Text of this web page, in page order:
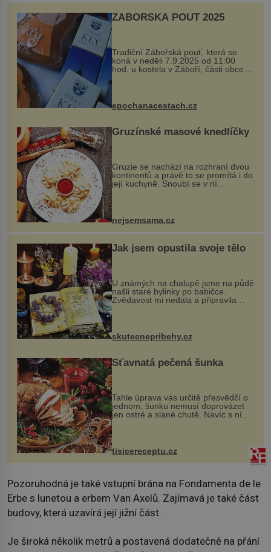
ZÁBOŘSKÁ POUŤ 2025
Tradiční Zábořská pouť, která se
koná v neděli 7.9.2025 od 11:00
hod. u kostela v Záboří, části obce
Kly u Mělníka. V programu naleznete
komentovanou prohlídku kostela,
epochanacestach.cz
Gruzínské masové knedlíčky
Gruzie se nachází na rozhraní dvou
kontinentů a právě to se promítá i do
její kuchyně. Snoubí se v ní
evropské a asijské chutě a díky tomu
pokrmy, které rozhodně st...
nejsemsama.cz
Jak jsem opustila svoje tělo
U známých na chalupě jsme na půdě
našli staré bylinky po babičce.
Zvědavost mi nedala a připravila
jsem si z nich lektvar… Zimní pobyt
na chalupě se pro mě vlastní vinou
změnil v děsivý zážitek, na kt...
skutecnepribehy.cz
Šťavnatá pečená šunka
Tahle úprava vás určitě přesvědčí o
jednom: šunku nemusí doprovázet
jen ostré a slané chutě. Navíc s ní
nakrmíte poměrně hodně hladových
krků. Ingredience sádlo 3 kg šunky
vcelku 3 stroužky česneku hl...
tisicereceptu.cz
Pozoruhodná je také vstupní brána na Fondamenta de le
Erbe s lunetou a erbem Van Axelů. Zajímavá je také část
budovy, která uzavírá její jižní část.
Je široká několik metrů a postavená dodatečně na přání